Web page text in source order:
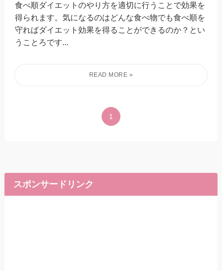
食べ順ダイエットのやり方を適切に行うことで効果を
得られます。気になるのはどんな食べ物でも食べ順を
守ればダイエット効果を得ることができるのか？とい
うことろです...
1
スポンサードリンク